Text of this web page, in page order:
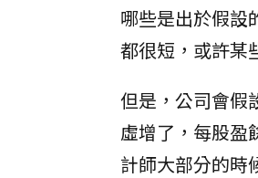
哪些是出於假設
都很短，或許某
但是，公司會假
虛增了，每股盈
計師大部分的時